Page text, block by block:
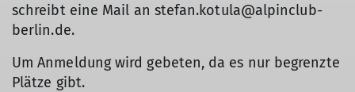
schreibt eine Mail an stefan.kotula@alpinclub-
berlin.de.
Um Anmeldung wird gebeten, da es nur begrenzte
Plätze gibt.